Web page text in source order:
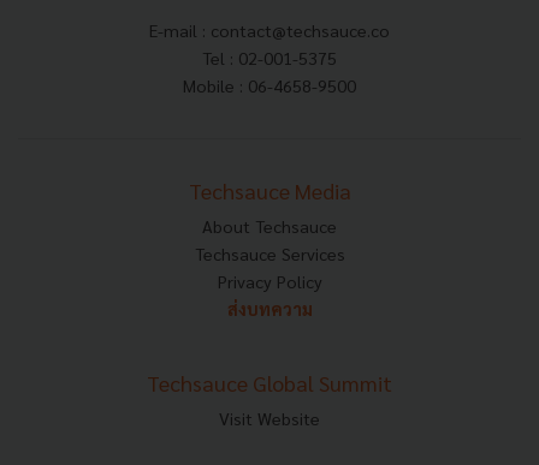
E-mail : contact@techsauce.co
Tel : 02-001-5375
Mobile : 06-4658-9500
Techsauce Media
About Techsauce
Techsauce Services
Privacy Policy
ส่งบทความ
Techsauce Global Summit
Visit Website